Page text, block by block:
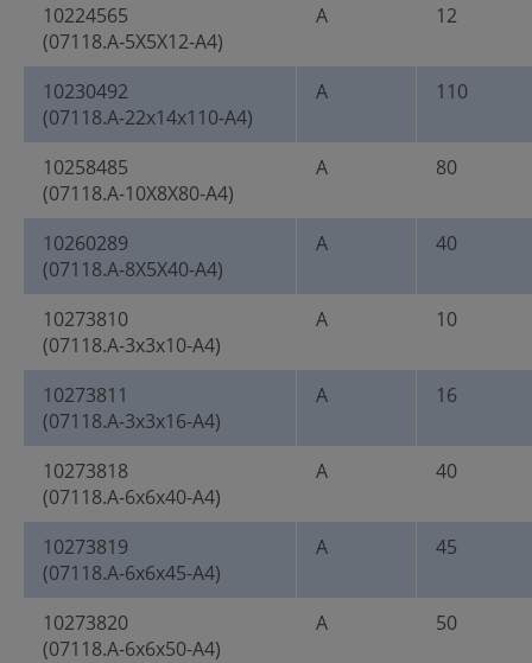
10224565
(07118.A-5X5X12-A4)
A 12
10230492
(07118.A-22x14x110-A4)
A 110
10258485
(07118.A-10X8X80-A4)
A 80
10260289
(07118.A-8X5X40-A4)
A 40
10273810
(07118.A-3x3x10-A4)
A 10
10273811
(07118.A-3x3x16-A4)
A 16
10273818
(07118.A-6x6x40-A4)
A 40
10273819
(07118.A-6x6x45-A4)
A 45
10273820
(07118.A-6x6x50-A4)
A 50